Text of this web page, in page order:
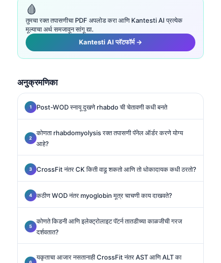
🩸
तुमचा रक्त तपासणीचा PDF अपलोड करा आणि Kantesti AI प्रत्येक
मूल्याचा अर्थ समजावून सांगू द्या.
Kantesti AI प्लॅटफॉर्म →
अनुक्रमणिका
Post-WOD स्नायू दुखणे rhabdo ची चेतावणी कधी बनते
कोणता rhabdomyolysis रक्त तपासणी पॅनेल ऑर्डर करणे योग्य
आहे?
CrossFit नंतर CK किती वाढू शकतो आणि तो धोकादायक कधी ठरतो?
कठीण WOD नंतर myoglobin मूत्र चाचणी काय दाखवते?
कोणते किडनी आणि इलेक्ट्रोलाइट पॅटर्न तातडीच्या काळजीची गरज
दर्शवतात?
यकृताचा आजार नसतानाही CrossFit नंतर AST आणि ALT का